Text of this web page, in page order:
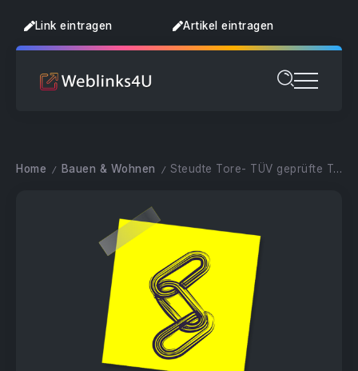
Link eintragen Artikel eintragen
Home / Bauen & Wohnen / Steudte Tore- TÜV geprüfte Tore